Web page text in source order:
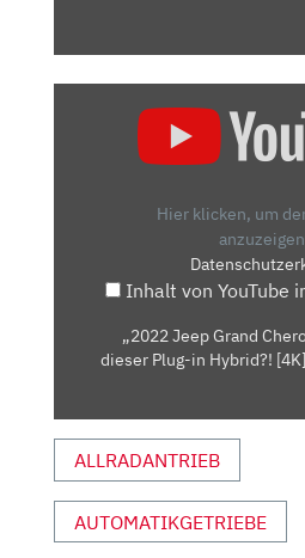
PLUG-
[4K]
AUTOPHORIE
EXTRA“
Hier klicken, um
Inhalt von YouTube
„2022 Jeep Grand
dieser Plug-in Hybrid?!
ALLRADANTRIEB
AUTOMATIKGETRIEBE